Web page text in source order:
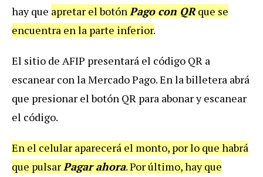
hay que apretar el botónPago con QR que se
encuentra en la parte inferior.
El sitio de AFIP presentará el código QR a
escanear con la Mercado Pago. En la billetera abrá
que presionar el botón QR para abonar y escanear
el código.
En el celular aparecerá el monto, por lo que habrá
que pulsarPagar ahora. Por último, hay que